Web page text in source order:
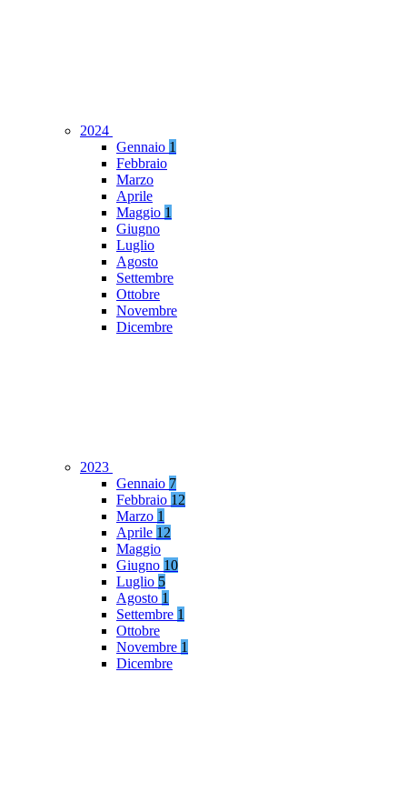
2024
Gennaio 1
Febbraio
Marzo
Aprile
Maggio 1
Giugno
Luglio
Agosto
Settembre
Ottobre
Novembre
Dicembre
2023
Gennaio 7
Febbraio 12
Marzo 1
Aprile 12
Maggio
Giugno 10
Luglio 5
Agosto 1
Settembre 1
Ottobre
Novembre 1
Dicembre